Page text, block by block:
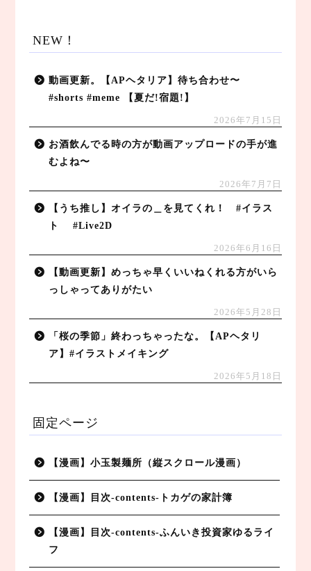
NEW！
動画更新。【APヘタリア】待ち合わせ〜
#shorts #meme 【夏だ!宿題!】
2026年7月15日
お酒飲んでる時の方が動画アップロードの手が進
むよね〜
2026年7月7日
【うち推し】オイラの＿を見てくれ！ #イラス
ト #Live2D
2026年6月16日
【動画更新】めっちゃ早くいいねくれる方がいら
っしゃってありがたい
2026年5月28日
「桜の季節」終わっちゃったな。【APヘタリ
ア】#イラストメイキング
2026年5月18日
固定ページ
【漫画】小玉製麺所（縦スクロール漫画）
【漫画】目次-contents-トカゲの家計簿
【漫画】目次-contents-ふんいき投資家ゆるライ
フ